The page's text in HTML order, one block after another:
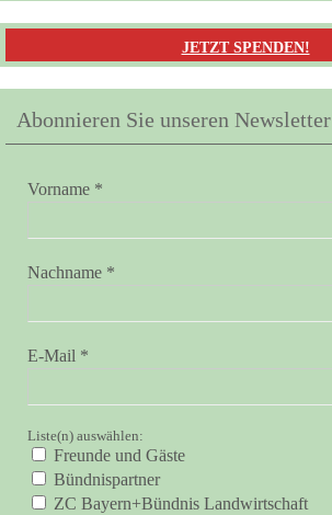
JETZT SPENDEN!
Abonnieren Sie unseren Newsletter
Vorname *
Nachname *
E-Mail *
Liste(n) auswählen:
Freunde und Gäste
Bündnispartner
ZC Bayern+Bündnis Landwirtschaft